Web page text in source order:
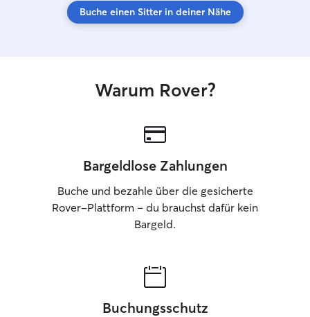
Buche einen Sitter in deiner Nähe
Warum Rover?
Bargeldlose Zahlungen
Buche und bezahle über die gesicherte
Rover-Plattform – du brauchst dafür kein
Bargeld.
Buchungsschutz